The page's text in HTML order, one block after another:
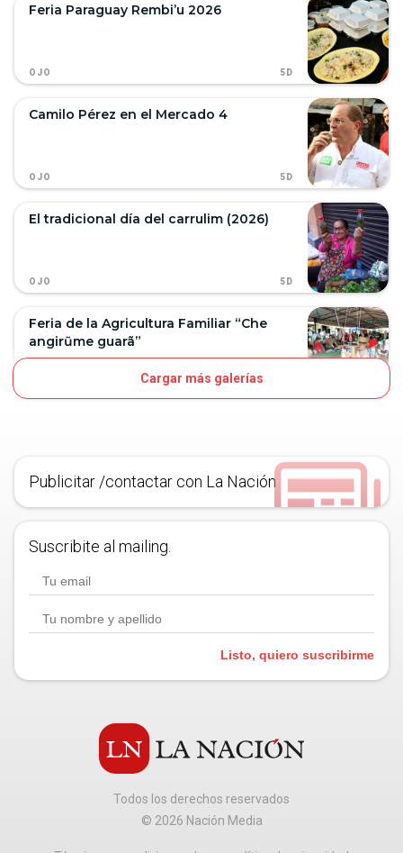
Feria Paraguay Rembi’u 2026
OJO 5D
Camilo Pérez en el Mercado 4
OJO 5D
El tradicional día del carrulim (2026)
OJO 5D
Feria de la Agricultura Familiar “Che
angirũme guarã”
Cargar más galerías
Publicitar /contactar con La Nación
Suscribite al mailing.
Listo, quiero suscribirme
Todos los derechos reservados
© 2026 Nación Media